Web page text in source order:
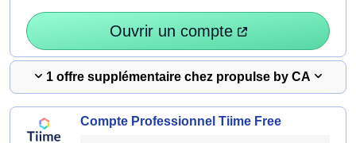
Ouvrir un compte
1 offre supplémentaire chez propulse by CA
Compte Professionnel Tiime Free